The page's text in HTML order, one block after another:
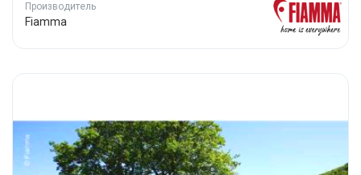
Производитель
Fiamma